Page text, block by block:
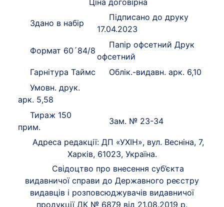
Ціна договірна
Здано в набір
Підписано до друку
17.04.2023
Формат 60´84/8
Папір офсетний Друк
офсетний
Гарнітура Таймс
Облік.-видавн. арк. 6,10
Умовн. друк.
арк. 5,58
Тираж 150
прим.
Зам. № 23-34
Адреса редакції: ДП «УХІН», вул. Весніна, 7,
Харків, 61023, Україна.
Свідоцтво про внесення суб’єкта
видавничої справи до Державного реєстру
видавців і розповсюджувачів видавничої
продукції ДК № 6879 від 21.08.2019 р.